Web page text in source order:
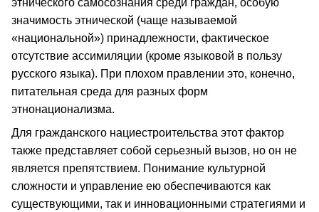
этнического самосознания среди граждан, особую
значимость этнической (чаще называемой
«национальной») принадлежности, фактическое
отсутствие ассимиляции (кроме языковой в пользу
русского языка). При плохом правлении это, конечно,
питательная среда для разных форм
этнонационализма.
Для гражданского нациестроительства этот фактор
также представляет собой серьезный вызов, но он не
является препятствием. Понимание культурной
сложности и управление ею обеспечиваются как
существующими, так и инновационными стратегиями и